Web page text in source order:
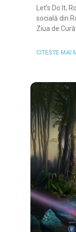
Let’s Do It,
socială din
Ziua de
CITESTE MAI